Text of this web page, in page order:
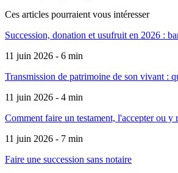
Ces articles pourraient vous intéresser
Succession, donation et usufruit en 2026 :
11 juin 2026 - 6 min
Transmission de patrimoine de son vivant :
11 juin 2026 - 4 min
Comment faire un testament, l'accepter ou y
11 juin 2026 - 7 min
Faire une succession sans notaire